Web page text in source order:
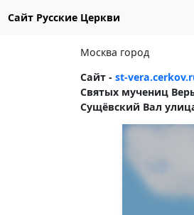
Сайт Русские Церкви
Москва город
Сайт - st-
Святых мучениц
Сущёвский Вал